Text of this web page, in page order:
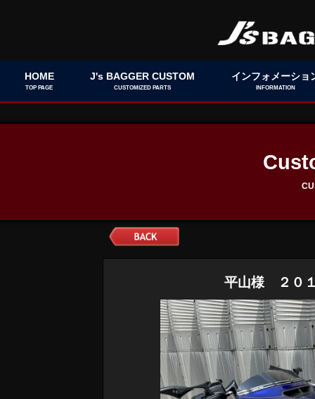
HOME
TOP PAGE
J's BAGGER CUSTOM
CUSTOMIZED PARTS
インフォメーショ
INFORMATION
平山様 ２０